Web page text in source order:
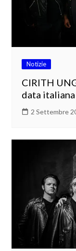
Notizie
CIRITH
data italiana
2 Settembre